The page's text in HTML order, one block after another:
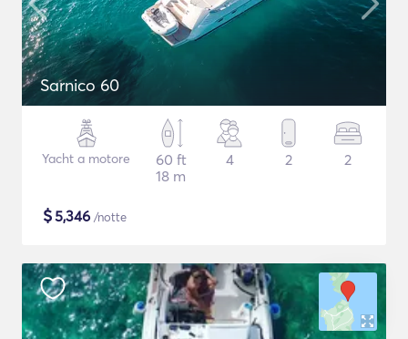
Sarnico 60
Yacht a motore
60 ft
18 m
4 2 2
$5,346 /notte